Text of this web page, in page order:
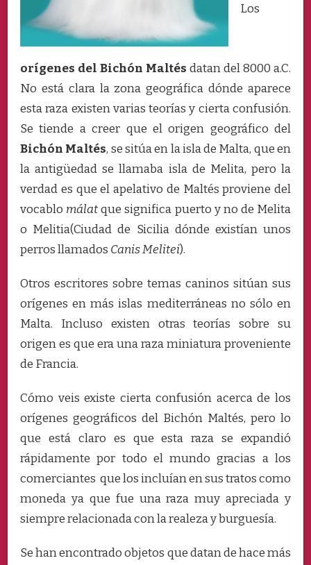
Los
orígenes del Bichón Maltés datan del 8000 a.C.
No está clara la zona geográfica dónde aparece
esta raza existen varias teorías y cierta confusión.
Se tiende a creer que el origen geográfico del
Bichón Maltés, se sitúa en la isla de Malta, que en
la antigüedad se llamaba isla de Melita, pero la
verdad es que el apelativo de Maltés proviene del
vocablo málatque significa puerto y no de Melita
o Melitia(Ciudad de Sicilia dónde existían unos
perros llamados Canis Melitei).
Otros escritores sobre temas caninos sitúan sus
orígenes en más islas mediterráneas no sólo en
Malta. Incluso existen otras teorías sobre su
origen es que era una raza miniatura proveniente
de Francia.
Cómo veis existe cierta confusión acerca de los
orígenes geográficos del Bichón Maltés, pero lo
que está claro es que esta raza se expandió
rápidamente por todo el mundo gracias a los
comerciantes que los incluían en sus tratos como
moneda ya que fue una raza muy apreciada y
siempre relacionada con la realeza y burguesía.
Se han encontrado objetos que datan de hace más